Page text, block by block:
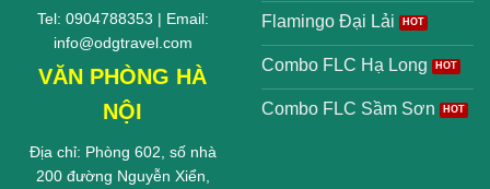
Tel: 0904788353 | Email:
info@odgtravel.com
VĂN PHÒNG HÀ
NỘI
Địa chỉ: Phòng 602, số nhà
200 đường Nguyễn Xiển,
Flamingo Đại Lải
Combo FLC Hạ Long
Combo FLC Sầm Sơn